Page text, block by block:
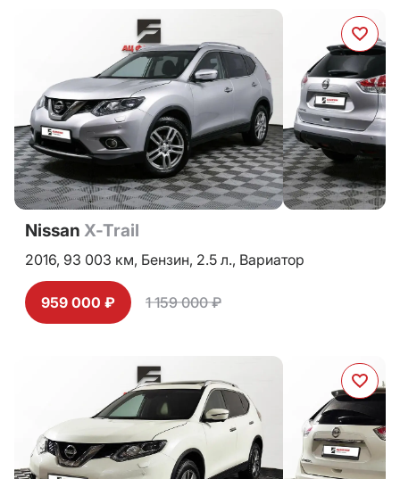
Nissan X-Trail
2016, 93 003 км, Бензин, 2.5 л., Вариатор
959 000 ₽ 1 159 000 ₽